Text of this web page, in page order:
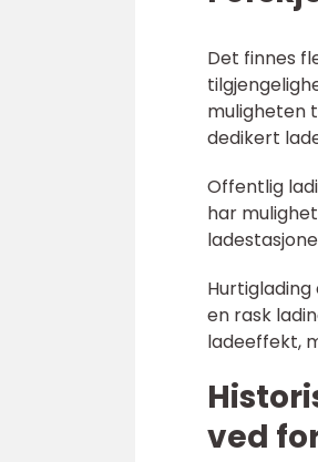
Det finnes
muligheten
dedikert
Offentlig
har
en rask
ladeeffekt,
ved